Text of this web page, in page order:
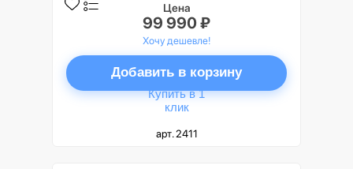
Цена
99 990 ₽
Хочу дешевле!
Добавить в корзину
Купить в 1
клик
арт. 2411